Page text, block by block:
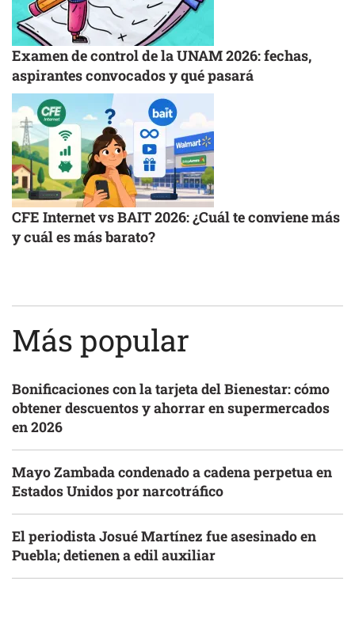
Examen de control de la UNAM 2026: fechas,
aspirantes convocados y qué pasará
CFE Internet vs BAIT 2026: ¿Cuál te conviene más
y cuál es más barato?
Más popular
Bonificaciones con la tarjeta del Bienestar: cómo
obtener descuentos y ahorrar en supermercados
en 2026
Mayo Zambada condenado a cadena perpetua en
Estados Unidos por narcotráfico
El periodista Josué Martínez fue asesinado en
Puebla; detienen a edil auxiliar